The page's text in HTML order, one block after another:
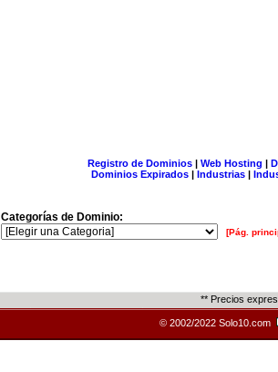
Registro de Dominios| Web Hosting |
Dominios Expirados | Industrias |
Categorías de Dominio:
[Pág.
** Precios
© 2002/2022 Solo10.com